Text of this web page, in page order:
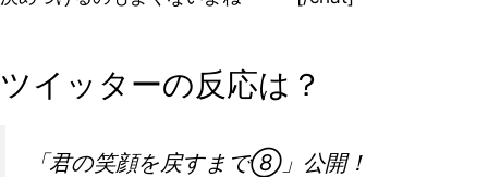
ツイッターの反応は？
「君の笑顔を戻すまで⑧」公開！